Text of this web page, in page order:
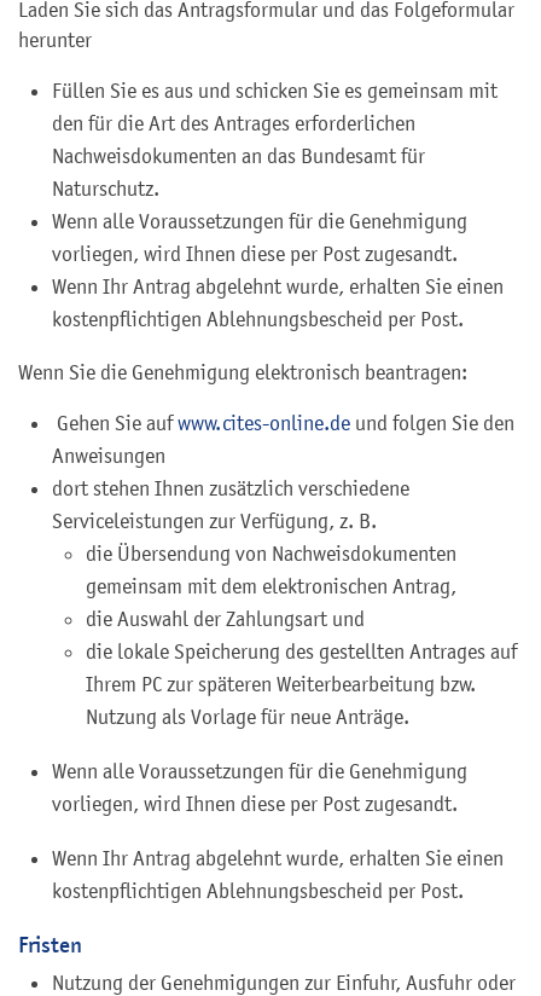
Laden Sie sich das Antragsformular und das Folgeformular
herunter
Füllen Sie es aus und schicken Sie es gemeinsam mit
den für die Art des Antrages erforderlichen
Nachweisdokumenten an das Bundesamt für
Naturschutz.
Wenn alle Voraussetzungen für die Genehmigung
vorliegen, wird Ihnen diese per Post zugesandt.
Wenn Ihr Antrag abgelehnt wurde, erhalten Sie einen
kostenpflichtigen Ablehnungsbescheid per Post.
Wenn Sie die Genehmigung elektronisch beantragen:
Gehen Sie aufwww.cites-online.de und folgen Sie den
Anweisungen
dort stehen Ihnen zusätzlich verschiedene
Serviceleistungen zur Verfügung, z. B.
die Übersendung von Nachweisdokumenten
gemeinsam mit dem elektronischen Antrag,
die Auswahl der Zahlungsart und
die lokale Speicherung des gestellten Antrages auf
Ihrem PC zur späteren Weiterbearbeitung bzw.
Nutzung als Vorlage für neue Anträge.
Wenn alle Voraussetzungen für die Genehmigung
vorliegen, wird Ihnen diese per Post zugesandt.
Wenn Ihr Antrag abgelehnt wurde, erhalten Sie einen
kostenpflichtigen Ablehnungsbescheid per Post.
Fristen
Nutzung der Genehmigungen zur Einfuhr, Ausfuhr oder